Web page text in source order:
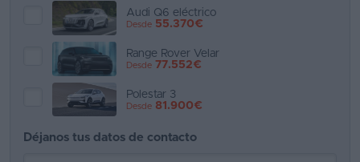
Ventas
coches
Audi Q6 eléctrico
Desde 55.370€
Range Rover Velar
Desde 77.552€
Polestar 3
Desde 81.900€
Déjanos tus datos de contacto